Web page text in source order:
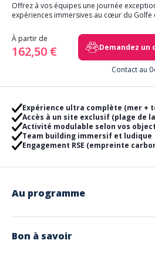
Offrez à vos équipes une journée
expériences immersives au cœur du Golfe
À partir de
162,50 € Demandez un
Contact au
Expérience ultra complète (mer +
Accès à un site exclusif (plage de
Activité modulable selon vos
Team building immersif et ludique
Engagement RSE (empreinte
Au programme
cohésion d’équipe, entre navigation en
À bord de semi-rigides puissants et
Bon à savoir